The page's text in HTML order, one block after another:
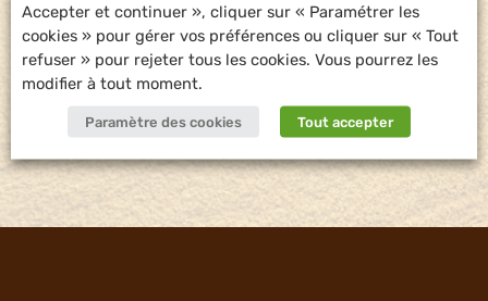
Accepter et continuer », cliquer sur « Paramétrer les
cookies » pour gérer vos préférences ou cliquer sur « Tout
refuser » pour rejeter tous les cookies. Vous pourrez les
modifier à tout moment.
Paramètre des cookies Tout accepter